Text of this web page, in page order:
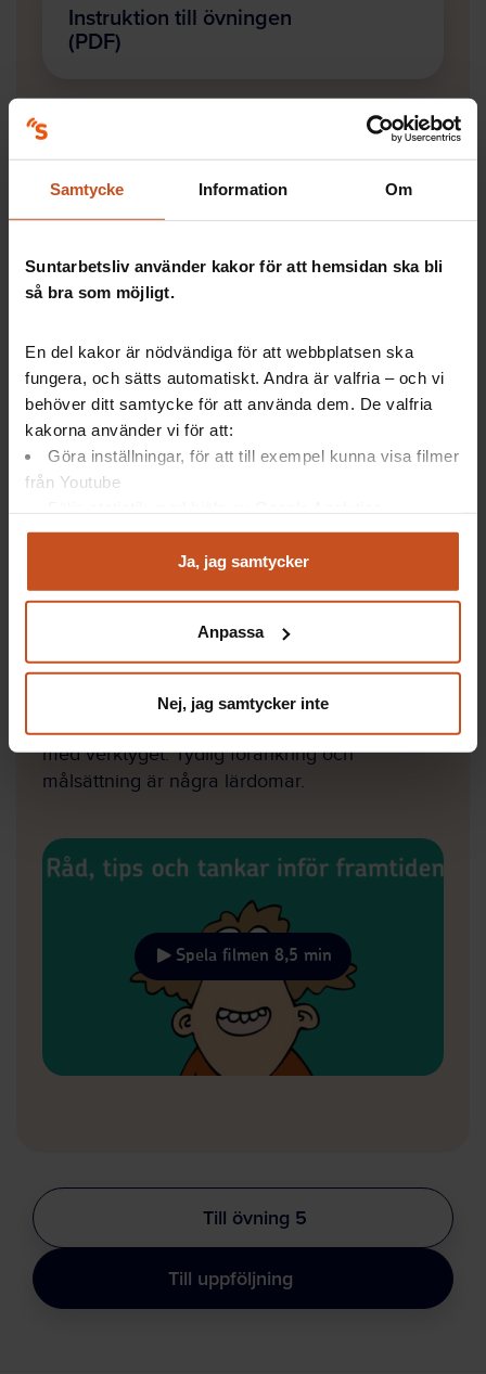
Samtycke Information Om
Suntarbetsliv använder kakor för att hemsidan ska bli
så bra som möjligt.
En del kakor är nödvändiga för att webbplatsen ska
fungera, och sätts automatiskt. Andra är valfria – och vi
behöver ditt samtycke för att använda dem. De valfria
kakorna använder vi för att:
Göra inställningar, för att till exempel kunna visa filmer
från Youtube
Analysera trafik för att kunna visa riktad information
Du kan när som helst återta ditt godkännande genom att
integritet@suntarbetsliv.se.
Ja, jag samtycker
Anpassa
Nej, jag samtycker inte
Instruktion till övningen
(PDF)
2. Ladda ned materialet till övningen
Uppföljning av samtalet
Kortsats (PDF)
Kort med ifyllda rutor (PDF)
Aktivitetsblad (PDF)
3. Se film
I den här filmen berättar användare av FAS –
Dialogverktyg om sina bästa råd för att lyckas
med verktyget. Tydlig förankring och
målsättning är några lärdomar.
Se
film
Spela filmen 8,5 min
Till övning 5
Till uppföljning